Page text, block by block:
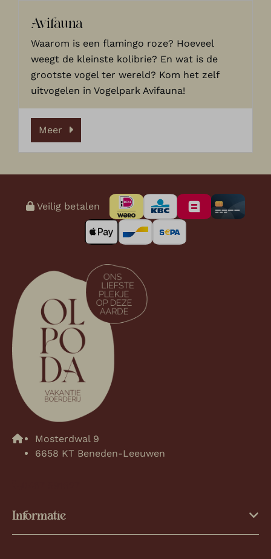
Avifauna
Waarom is een flamingo roze? Hoeveel
weegt de kleinste kolibrie? En wat is de
grootste vogel ter wereld? Kom het zelf
uitvogelen in Vogelpark Avifauna!
Meer
Veilig betalen
Mosterdwal 9
6658 KT Beneden-Leeuwen
Informatie